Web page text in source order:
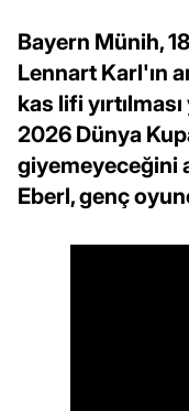
Bayern Münih,
Lennart Karl'ın
kas lifi
2026 Dünya
giyemeyeceğini
Eberl, genç